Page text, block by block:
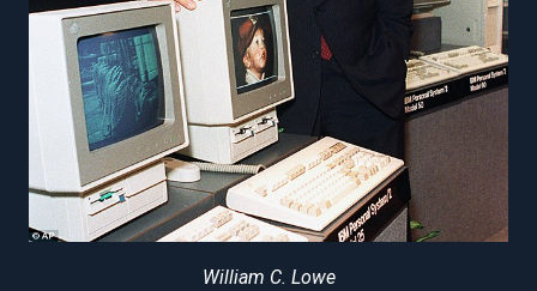
William C. Lowe